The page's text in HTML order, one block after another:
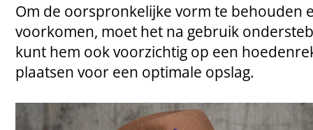
Om de oorspronkelijke vorm te behouden
voorkomen, moet het na gebruik
kunt hem ook voorzichtig op een
plaatsen voor een optimale opslag.